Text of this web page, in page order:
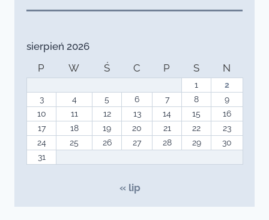
sierpień 2026
P
W Ś C P S N
1
2
3
4 5 6 7 8
9
10
11 12 13 14 15
16
17
18 19 20 21 22
23
24
25 26 27 28 29
30
31
« lip